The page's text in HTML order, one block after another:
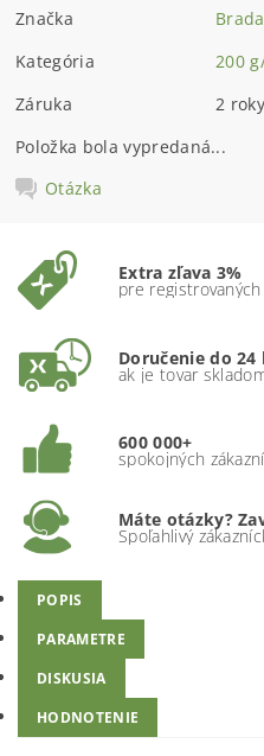
Značka
Kategória
200
Záruka
2 roky
Položka bola vypredaná...
Otázka
Extra zľava 3%
pre
Doručenie do 24
ak je tovar
600 000+
spokojných
Máte otázky?
Spoľahlivý
POPIS
PARAMETRE
DISKUSIA
HODNOTENIE